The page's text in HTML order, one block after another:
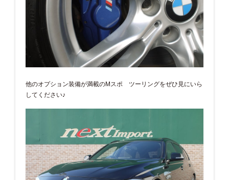
他のオプション装備が満載のMスポ ツーリングをぜひ見にいら
してください♪